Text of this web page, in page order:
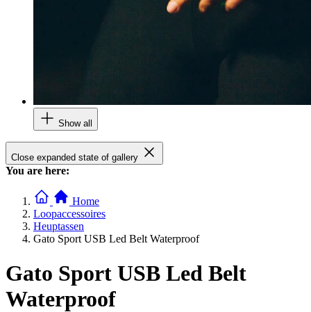
Show all
Close expanded state of gallery
You are here:
Home
Loopaccessoires
Heuptassen
Gato Sport USB Led Belt Waterproof
Gato Sport USB Led Belt
Waterproof